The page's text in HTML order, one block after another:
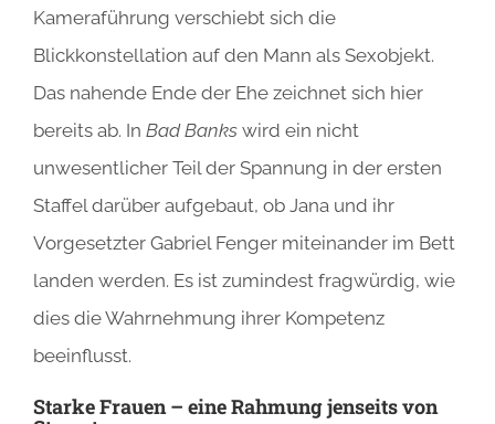
Kameraführung verschiebt sich die
Blickkonstellation auf den Mann als Sexobjekt.
Das nahende Ende der Ehe zeichnet sich hier
bereits ab. In Bad Banks wird ein nicht
unwesentlicher Teil der Spannung in der ersten
Staffel darüber aufgebaut, ob Jana und ihr
Vorgesetzter Gabriel Fenger miteinander im Bett
landen werden. Es ist zumindest fragwürdig, wie
dies die Wahrnehmung ihrer Kompetenz
beeinflusst.
Starke Frauen – eine Rahmung jenseits von